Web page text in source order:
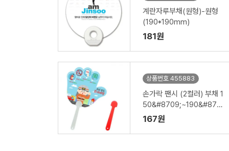
계란자루부채(원형)-원형
(190*190mm)
181원
상품번호 455883
손가락 팬시 (2컬러) 부채 1
50&#8709;~190&#870
9; (손잡이110mm)
167원